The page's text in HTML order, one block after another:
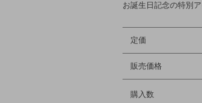
お誕生日記念の特別
定価
販売価格
購入数